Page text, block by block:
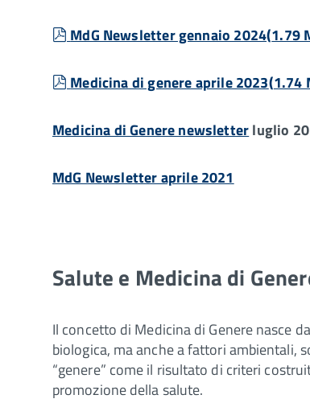
pdf
MdG Newsletter gennaio 2024(1.79
pdf
Medicina di genere aprile 2023(1.74
Medicina di Genere newsletterluglio
MdG Newsletter aprile 2021
Salute e Medicina di
Il concetto di Medicina di Genere nasce
biologica, ma anche a fattori ambientali,
“genere” come il risultato di criteri
promozione della salute.